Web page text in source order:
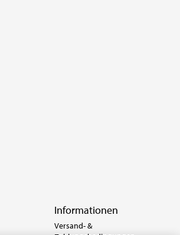
Informationen
Versand- &